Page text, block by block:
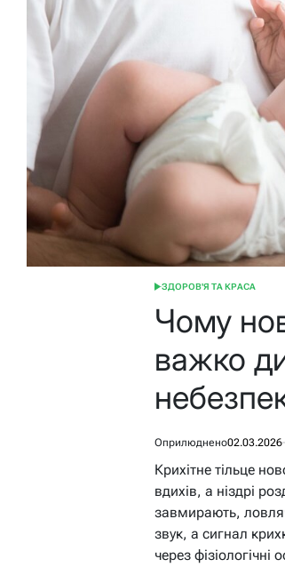
ОПУБЛІКУВАТИ
ЗДОРОВ'Я ТА КРАСА
Чому
важко
Оприлюднено02.03.2026
Крихітне тільце
вдихів, а ніздрі
завмирають,
звук, а сигнал
через